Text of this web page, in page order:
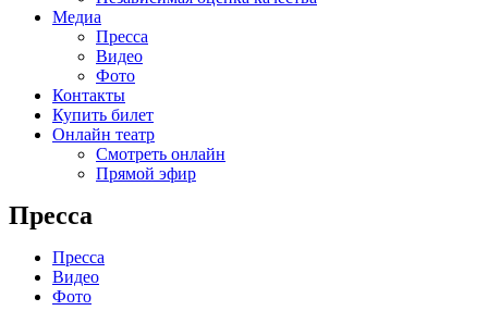
Медиа
Пресса
Видео
Фото
Контакты
Купить билет
Онлайн театр
Смотреть онлайн
Прямой эфир
Пресса
Пресса
Видео
Фото